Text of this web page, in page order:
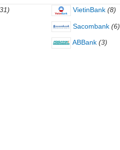
VietinBank (8)
Sacombank (6)
ABBank (3)